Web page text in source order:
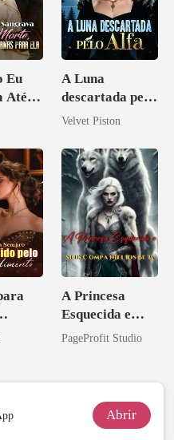
Eu
Até a
Para
A Luna
descartada pelo
Alfa
Velvet Piston
A Princesa
Esquecida e
Seus
PageProfit Studio
Abrir